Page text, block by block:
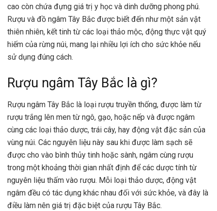
cao còn chứa đựng giá trị y học và dinh dưỡng phong phú.
Rượu và đồ ngâm Tây Bắc được biết đến như một sản vật
thiên nhiên, kết tinh từ các loại thảo mộc, động thực vật quý
hiếm của rừng núi, mang lại nhiều lợi ích cho sức khỏe nếu
sử dụng đúng cách.
Rượu ngâm Tây Bắc là gì?
Rượu ngâm Tây Bắc là loại rượu truyền thống, được làm từ
rượu trắng lên men từ ngô, gạo, hoặc nếp và được ngâm
cùng các loại thảo dược, trái cây, hay động vật đặc sản của
vùng núi. Các nguyên liệu này sau khi được làm sạch sẽ
được cho vào bình thủy tinh hoặc sành, ngâm cùng rượu
trong một khoảng thời gian nhất định để các dược tính từ
nguyên liệu thấm vào rượu. Mỗi loại thảo dược, động vật
ngâm đều có tác dụng khác nhau đối với sức khỏe, và đây là
điều làm nên giá trị đặc biệt của rượu Tây Bắc.